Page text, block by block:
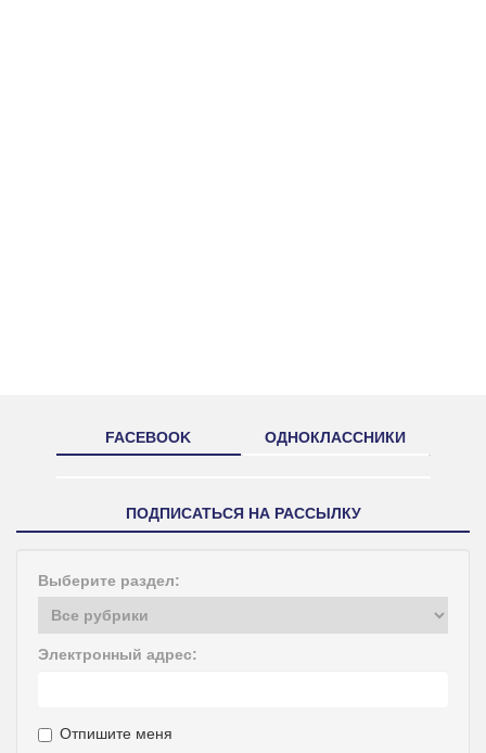
FACEBOOK ОДНОКЛАССНИКИ
ПОДПИСАТЬСЯ НА РАССЫЛКУ
Выберите раздел:
Электронный адрес:
Отпишите меня